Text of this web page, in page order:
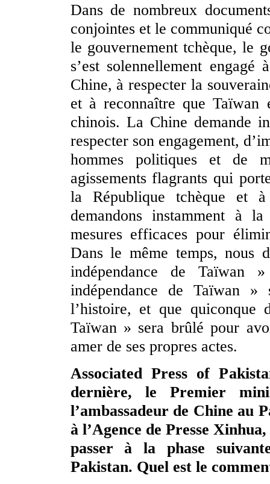
Dans de nombreux
conjointes et le communiqué
le gouvernement tchèque, le
s’est solennellement
Chine, à respecter la
et à reconnaître que
chinois. La Chine demande
respecter son engagement,
hommes politiques et de
agissements flagrants qui
la République tchèque et
demandons instamment à
mesures efficaces pour
Dans le même temps, nous
indépendance de Taïwan
indépendance de Taïwan »
l’histoire, et que
Taïwan » sera brûlé pour
amer de ses propres actes.
Associated Press of
dernière, le Premier
l’ambassadeur de Chine au
à l’Agence de Presse
passer à la phase
Pakistan. Quel est le